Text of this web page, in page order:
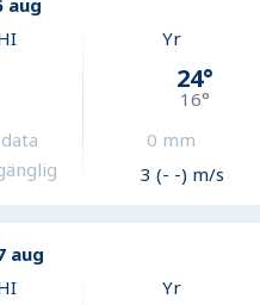
aug
Yr
24°
16°
0 mm
3 (- -) m/s
aug
Yr